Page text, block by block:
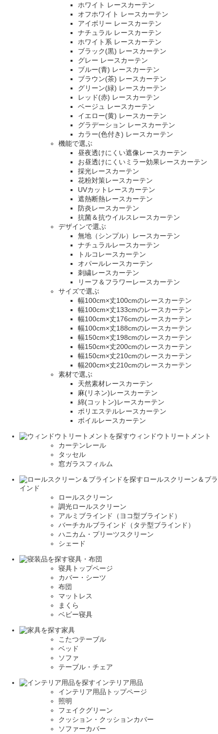
ホワイト レースカーテン
オフホワイト レースカーテン
アイボリー レースカーテン
ナチュラル レースカーテン
ホワイト系 レースカーテン
ブラック(黒) レースカーテン
グレー レースカーテン
ブルー(青) レースカーテン
ブラウン(茶) レースカーテン
グリーン(緑) レースカーテン
レッド(赤) レースカーテン
ベージュ レースカーテン
イエロー(黄) レースカーテン
グラデーション レースカーテン
カラー(色付き) レースカーテン
機能で選ぶ
昼夜透けにくい遮像レースカーテン
お昼透けにくいミラー効果レースカーテン
採光レースカーテン
花粉対策レースカーテン
UVカットレースカーテン
遮熱断熱レースカーテン
防炎レースカーテン
抗菌＆抗ウイルスレースカーテン
デザインで選ぶ
無地（シンプル）レースカーテン
ナチュラルレースカーテン
トルコレースカーテン
オパールレースカーテン
刺繍レースカーテン
リーフ＆フラワーレースカーテン
サイズで選ぶ
幅100cm×丈100cmのレースカーテン
幅100cm×丈133cmのレースカーテン
幅100cm×丈176cmのレースカーテン
幅100cm×丈188cmのレースカーテン
幅150cm×丈198cmのレースカーテン
幅150cm×丈200cmのレースカーテン
幅150cm×丈210cmのレースカーテン
幅200cm×丈210cmのレースカーテン
素材で選ぶ
天然素材レースカーテン
麻(リネン)レースカーテン
綿(コットン)レースカーテン
ポリエステルレースカーテン
ボイルレースカーテン
ウィンドウトリートメント
カーテンレール
タッセル
窓ガラスフィルム
ロールスクリーン＆ブラ
インド
ロールスクリーン
調光ロールスクリーン
アルミブラインド（ヨコ型ブラインド）
バーチカルブラインド（タテ型ブラインド）
ハニカム・プリーツスクリーン
シェード
寝具・布団
寝具トップページ
カバー・シーツ
布団
マットレス
まくら
ベビー寝具
家具
こたつテーブル
ベッド
ソファ
テーブル・チェア
インテリア用品
インテリア用品トップページ
照明
フェイクグリーン
クッション・クッションカバー
ソファーカバー